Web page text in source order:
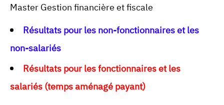
Master Gestion financière et fiscale
Résultats pour les non-fonctionnaires et les
non-salariés
Résultats pour les fonctionnaires et les
salariés (temps aménagé payant)